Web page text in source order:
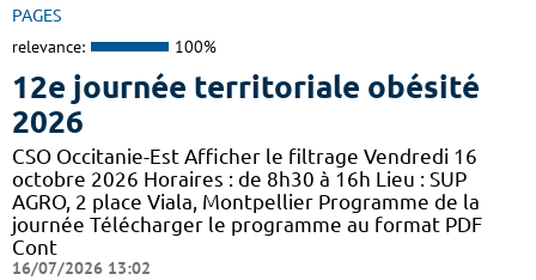
PAGES
relevance: 100%
12e journée territoriale obésité
2026
CSO Occitanie-Est Afficher le filtrage Vendredi 16
octobre 2026 Horaires : de 8h30 à 16h Lieu : SUP
AGRO, 2 place Viala, Montpellier Programme de la
journée Télécharger le programme au format PDF
Cont
16/07/2026 13:02